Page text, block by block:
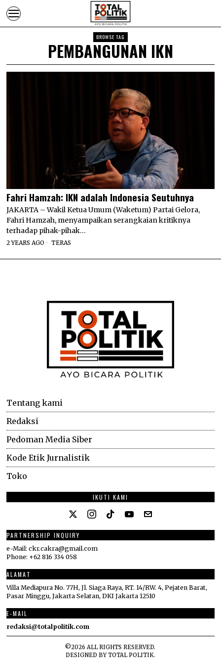
BROWSE TAG
PEMBANGUNAN IKN
Fahri Hamzah: IKN adalah Indonesia Seutuhnya
JAKARTA – Wakil Ketua Umum (Waketum) Partai Gelora,
Fahri Hamzah, menyampaikan serangkaian kritiknya
terhadap pihak-pihak…
2 YEARS AGO TERAS
Tentang kami
Redaksi
Pedoman Media Siber
Kode Etik Jurnalistik
Toko
IKUTI KAMI
PARTNERSHIP INQUIRY
e-Mail: ckr.cakra@gmail.com
Phone: +62 816 334 058
ALAMAT
Villa Mediapura No. 77H, Jl. Siaga Raya, RT. 14/RW. 4, Pejaten Barat,
Pasar Minggu, Jakarta Selatan, DKI Jakarta 12510
E-MAIL
redaksi@totalpolitik.com
©2026 ALL RIGHTS RESERVED.
DESIGNED BYTOTAL POLITIK.